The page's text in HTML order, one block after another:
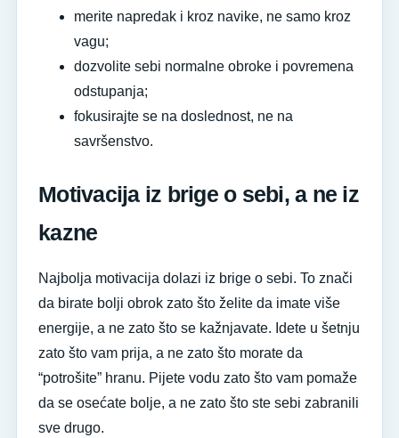
merite napredak i kroz navike, ne samo kroz
vagu;
dozvolite sebi normalne obroke i povremena
odstupanja;
fokusirajte se na doslednost, ne na
savršenstvo.
Motivacija iz brige o sebi, a ne iz
kazne
Najbolja motivacija dolazi iz brige o sebi. To znači
da birate bolji obrok zato što želite da imate više
energije, a ne zato što se kažnjavate. Idete u šetnju
zato što vam prija, a ne zato što morate da
“potrošite” hranu. Pijete vodu zato što vam pomaže
da se osećate bolje, a ne zato što ste sebi zabranili
sve drugo.